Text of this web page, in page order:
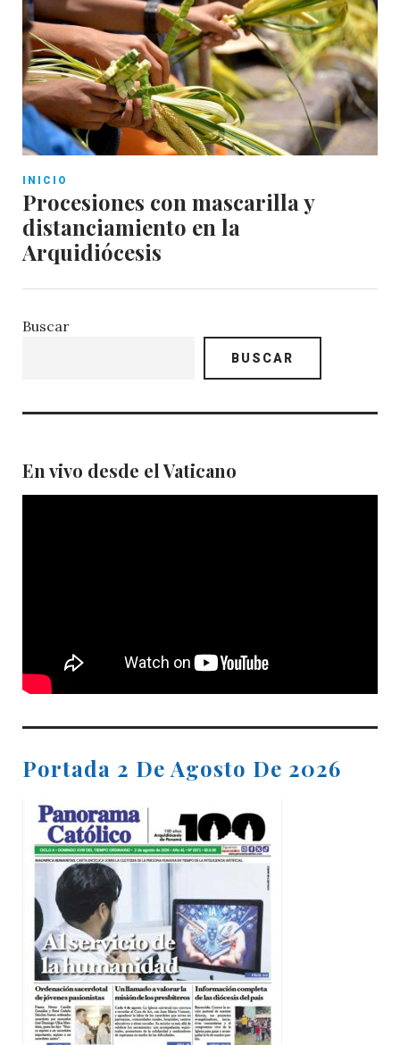
INICIO
Procesiones con mascarilla y
distanciamiento en la
Arquidiócesis
Buscar
BUSCAR
En vivo desde el Vaticano
Portada 2 De Agosto De 2026